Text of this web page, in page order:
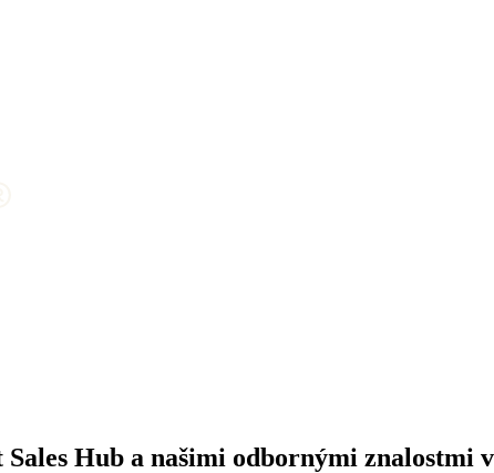
Hub a našimi odbornými znalostmi